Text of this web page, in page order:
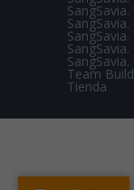
Team
Tienda